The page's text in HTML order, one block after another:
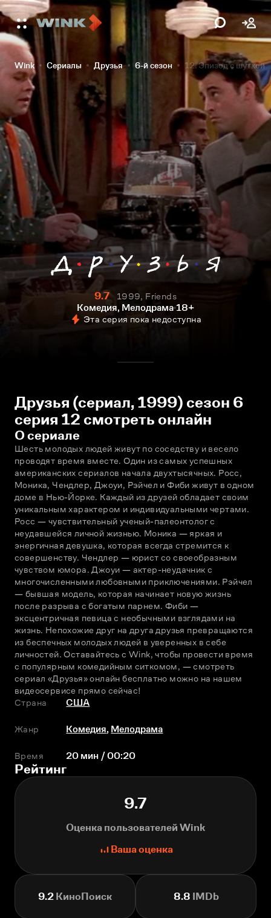
Wink Сериалы Друзья 6-й сезон 12. Эпизод c шуткой
9.7
1999, Friends
Комедия, Мелодрама 18+
Эта серия пока недоступна
Друзья (сериал, 1999) сезон 6
серия 12 смотреть онлайн
О сериале
Шесть молодых людей живут по соседству и весело
проводят время вместе. Один из самых успешных
американских сериалов начала двухтысячных. Росс,
Моника, Чендлер, Джоуи, Рэйчел и Фиби живут в одном
доме в Нью-Йорке. Каждый из друзей обладает своим
уникальным характером и индивидуальными чертами.
Росс — чувствительный ученый-палеонтолог с
неудавшейся личной жизнью. Моника — яркая и
энергичная девушка, которая всегда стремится к
совершенству. Чендлер — юрист со своеобразным
чувством юмора. Джоуи — актер-неудачник с
многочисленными любовными приключениями. Рэйчел
— бывшая модель, которая начинает новую жизнь
после разрыва с богатым парнем. Фиби —
эксцентричная певица с необычными взглядами на
жизнь. Непохожие друг на друга друзья превращаются
из беспечных молодых людей в уверенных в себе
личностей. Оставайтесь с Wink, чтобы провести время
с популярным комедийным ситкомом, — смотреть
сериал «Друзья» онлайн бесплатно можно на нашем
видеосервисе прямо сейчас!
Страна
США
Жанр Комедия, Мелодрама
Время 20 мин / 00:20
Рейтинг
9.7
Оценка пользователей Wink
Ваша оценка
9.2 КиноПоиск 8.8 IMDb